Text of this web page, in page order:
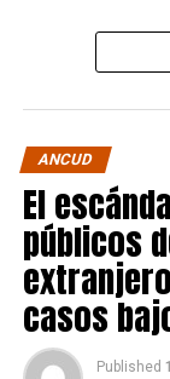
ANCUD
El
públicos
casos
Published